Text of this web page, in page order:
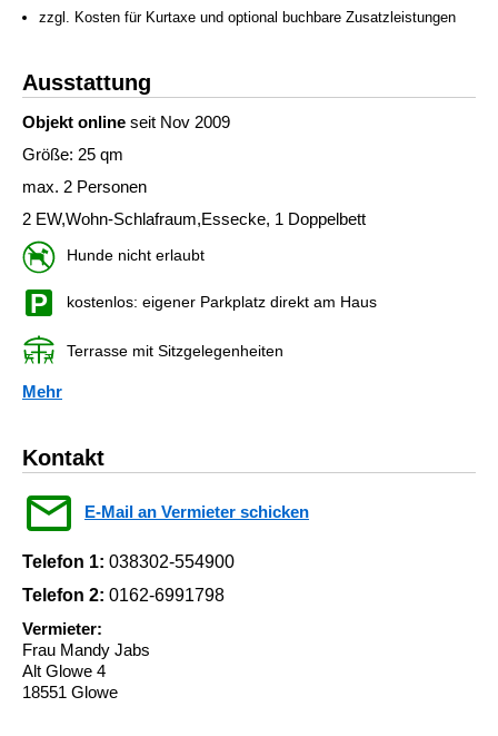
zzgl. Kosten für Kurtaxe und optional buchbare Zusatzleistungen
Ausstattung
Objekt online seit Nov 2009
Größe: 25 qm
max. 2 Personen
2 EW,Wohn-Schlafraum,Essecke, 1 Doppelbett
Hunde nicht erlaubt
kostenlos: eigener Parkplatz direkt am Haus
Terrasse mit Sitzgelegenheiten
Mehr
Kontakt
E-Mail an Vermieter schicken
Telefon 1: 038302-554900
Telefon 2: 0162-6991798
Vermieter:
Frau Mandy Jabs
Alt Glowe 4
18551 Glowe